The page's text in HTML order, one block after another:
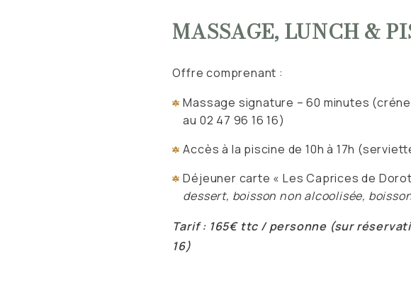
MASSAGE, LUNCH &
Offre comprenant :
Massage signature – 60 minutes
au 02 47 96 16 16)
Accès à la piscine de 10h à 17h
Déjeuner carte « Les Caprices de
dessert, boisson non alcoolisée,
Tarif : 165€ ttc / personne (sur
16)